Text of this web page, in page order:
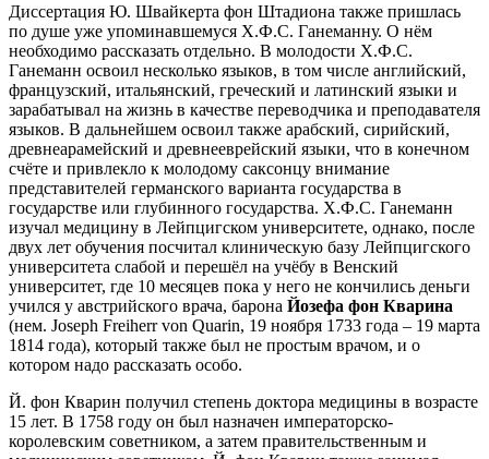
Диссертация Ю. Швайкерта фон Штадиона также пришлась
по душе уже упоминавшемуся Х.Ф.С. Ганеманну. О нём
необходимо рассказать отдельно. В молодости Х.Ф.С.
Ганеманн освоил несколько языков, в том числе английский,
французский, итальянский, греческий и латинский языки и
зарабатывал на жизнь в качестве переводчика и преподавателя
языков. В дальнейшем освоил также арабский, сирийский,
древнеарамейский и древнееврейский языки, что в конечном
счёте и привлекло к молодому саксонцу внимание
представителей германского варианта государства в
государстве или глубинного государства. Х.Ф.С. Ганеманн
изучал медицину в Лейпцигском университете, однако, после
двух лет обучения посчитал клиническую базу Лейпцигского
университета слабой и перешёл на учёбу в Венский
университет, где 10 месяцев пока у него не кончились деньги
учился у австрийского врача, барона Йозефа фон Кварина
(нем. Joseph Freiherr von Quarin, 19 ноября 1733 года – 19 марта
1814 года), который также был не простым врачом, и о
котором надо рассказать особо.
Й. фон Кварин получил степень доктора медицины в возрасте
15 лет. В 1758 году он был назначен императорско-
королевским советником, а затем правительственным и